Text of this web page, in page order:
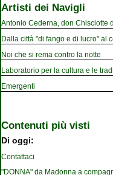
Artisti dei Navigli
Antonio Cederna, don Chisciotte
Dalla città "di fango e di lucro" al
Noi che si rema contro la notte
Laboratorio per la cultura e le
Emergenti
Contenuti più visti
Di oggi:
Contattaci
"DONNA" da Madonna a